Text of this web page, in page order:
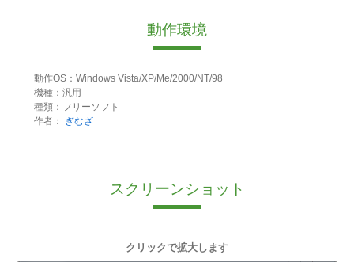
動作環境
動作OS：Windows Vista/XP/Me/2000/NT/98
機種：汎用
種類：フリーソフト
作者：
ぎむざ
スクリーンショット
クリックで拡大します